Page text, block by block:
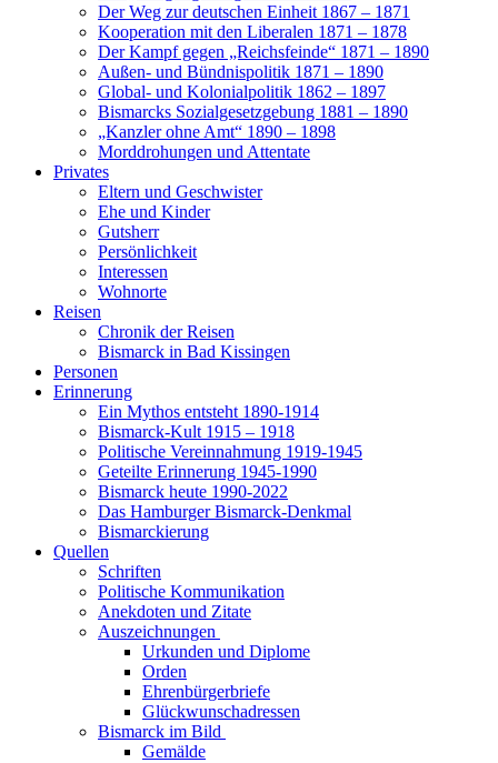
Der Weg zur deutschen Einheit 1867 – 1871
Kooperation mit den Liberalen 1871 – 1878
Der Kampf gegen „Reichsfeinde“ 1871 – 1890
Außen- und Bündnispolitik 1871 – 1890
Global- und Kolonialpolitik 1862 – 1897
Bismarcks Sozialgesetzgebung 1881 – 1890
„Kanzler ohne Amt“ 1890 – 1898
Morddrohungen und Attentate
Privates
Eltern und Geschwister
Ehe und Kinder
Gutsherr
Persönlichkeit
Interessen
Wohnorte
Reisen
Chronik der Reisen
Bismarck in Bad Kissingen
Personen
Erinnerung
Ein Mythos entsteht 1890-1914
Bismarck-Kult 1915 – 1918
Politische Vereinnahmung 1919-1945
Geteilte Erinnerung 1945-1990
Bismarck heute 1990-2022
Das Hamburger Bismarck-Denkmal
Bismarckierung
Quellen
Schriften
Politische Kommunikation
Anekdoten und Zitate
Auszeichnungen
Urkunden und Diplome
Orden
Ehrenbürgerbriefe
Glückwunschadressen
Bismarck im Bild
Gemälde